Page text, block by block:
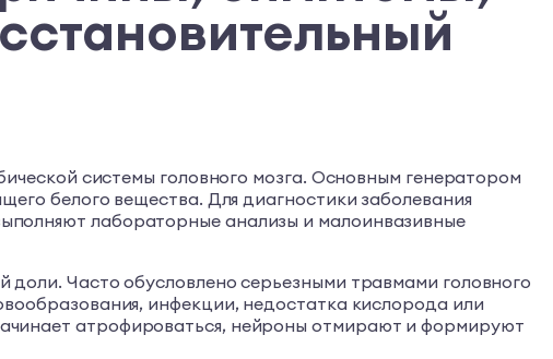
системы головного мозга. Основным генератором
белого вещества. Для диагностики заболевания
лабораторные анализы и малоинвазивные
Часто обусловлено серьезными травмами головного
инфекции, недостатка кислорода или
атрофироваться, нейроны отмирают и формируют